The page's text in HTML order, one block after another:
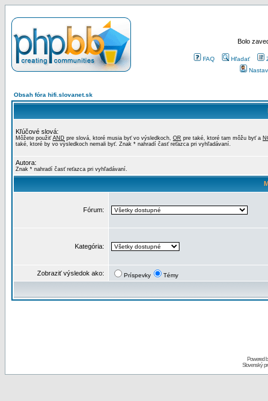
Bolo
FAQ Hľadať
Obsah fóra hifi.slovanet.sk
Kľúčové slová:
Môžete použiť AND pre slová, ktoré musia byť vo výsledkoch, OR pre také, ktoré tam môžu byť a
také, ktoré by vo výsledkoch nemali byť. Znak * nahradí časť reťazca pri vyhľadávaní.
Autora:
Znak * nahradí časť reťazca pri vyhľadávaní.
Fórum:
Kategória:
Zobraziť výsledok ako: Príspevky Témy
Powered
Slovenský